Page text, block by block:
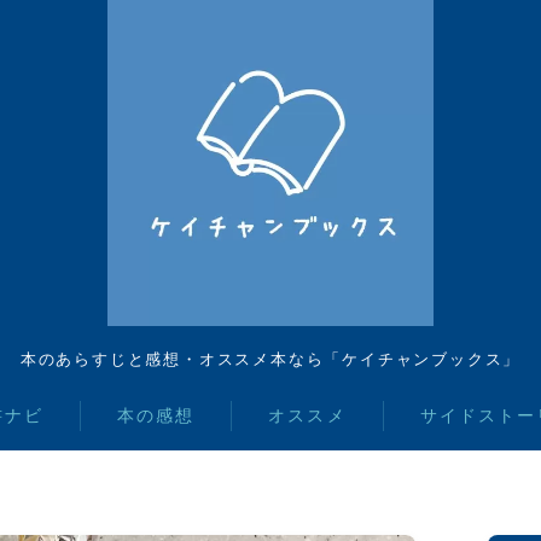
本のあらすじと感想・オススメ本なら「ケイチャンブックス」
ビ 本の感想 オススメ サイドストー